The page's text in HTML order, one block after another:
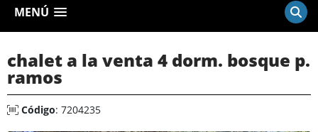
MENÚ
chalet a la venta 4 dorm. bosque p.
ramos
Código: 7204235